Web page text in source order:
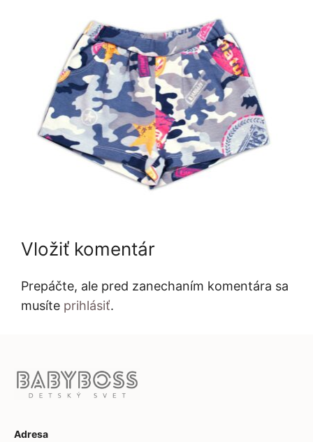
Vložiť komentár
Prepáčte, ale pred zanechaním komentára sa
musíte prihlásiť.
Adresa